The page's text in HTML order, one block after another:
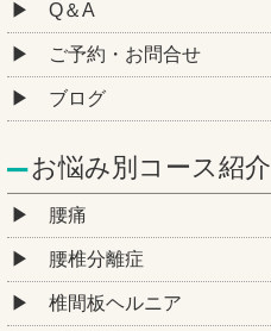
Q＆A
ご予約・お問合せ
ブログ
お悩み別コース紹介
腰痛
腰椎分離症
椎間板ヘルニア